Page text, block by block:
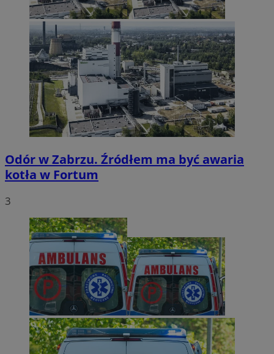
Odór w Zabrzu. Źródłem ma być awaria
kotła w Fortum
3